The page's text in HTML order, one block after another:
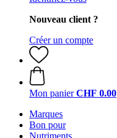
Nouveau client ?
Créer un compte
Mon panier CHF 0.00
Marques
Bon pour
Nutriments